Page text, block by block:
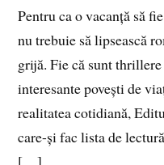
Pentru ca o vacanță să
nu trebuie să lipsească
grijă. Fie că sunt
interesante povești de
realitatea cotidiană,
care-și fac lista de
[…]